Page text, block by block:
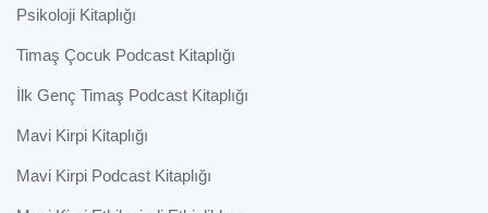
Psikoloji Kitaplığı
Timaş Çocuk Podcast Kitaplığı
İlk Genç Timaş Podcast Kitaplığı
Mavi Kirpi Kitaplığı
Mavi Kirpi Podcast Kitaplığı